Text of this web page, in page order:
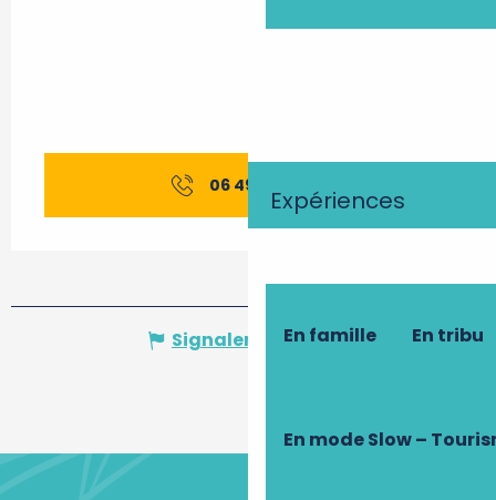
Expériences
En famille En tribu
En mode Slow –
06 49 37 10
Signaler une erreur